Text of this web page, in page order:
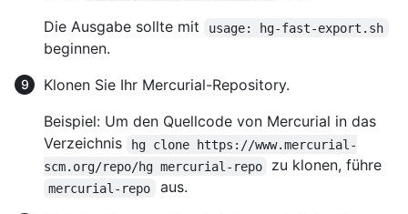
Die Ausgabe sollte mit
usage: hg-fast-export.sh
beginnen.
Klonen Sie Ihr Mercurial-Repository.
Beispiel: Um den Quellcode von Mercurial in das
Verzeichnis
hg clone https://www.mercurial-
scm.org/repo/hg mercurial-repo
zu klonen, führe
mercurial-repo
aus.